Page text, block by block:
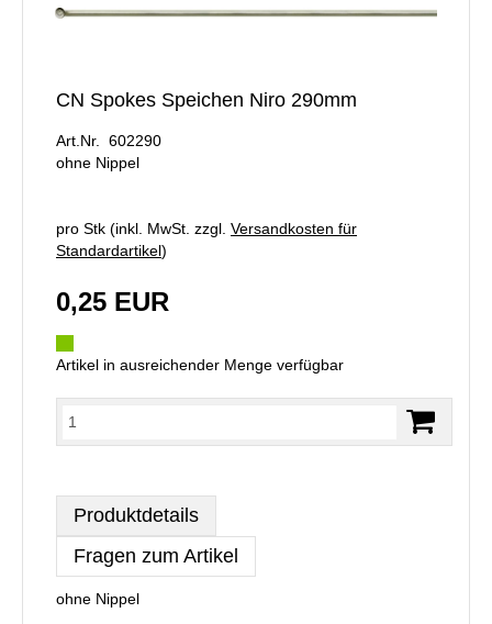
CN Spokes Speichen Niro 290mm
Art.Nr. 602290
ohne Nippel
pro Stk (inkl. MwSt. zzgl. Versandkosten für
Standardartikel)
0,25 EUR
Artikel in ausreichender Menge verfügbar
Produktdetails
Fragen zum Artikel
ohne Nippel